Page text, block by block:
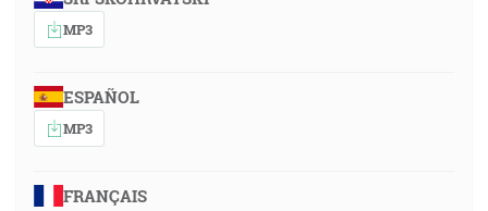
MP3
ESPAÑOL
MP3
FRANÇAIS